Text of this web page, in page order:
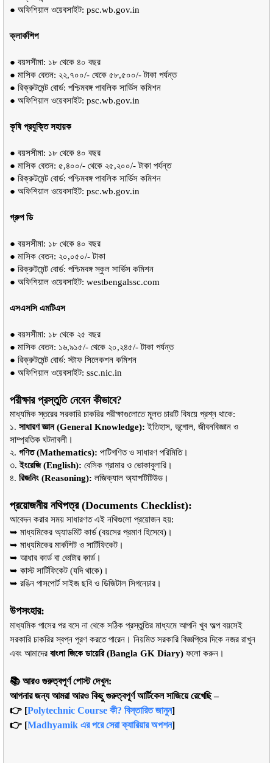
● অফিশিয়াল ওয়েবসাইট: psc.wb.gov.in
ক্লার্কশিপ
● বয়সসীমা: ১৮ থেকে ৪০ বছর
● মাসিক বেতন: ২২,৭০০/- থেকে ৫৮,৫০০/- টাকা পর্যন্ত
● রিক্রুটমেন্ট বোর্ড: পশ্চিমবঙ্গ পাবলিক সার্ভিস কমিশন
● অফিশিয়াল ওয়েবসাইট: psc.wb.gov.in
কৃষি প্রযুক্তি সহায়ক
● বয়সসীমা: ১৮ থেকে ৪০ বছর
● মাসিক বেতন: ৫,৪০০/- থেকে ২৫,২০০/- টাকা পর্যন্ত
● রিক্রুটমেন্ট বোর্ড: পশ্চিমবঙ্গ পাবলিক সার্ভিস কমিশন
● অফিশিয়াল ওয়েবসাইট: psc.wb.gov.in
গ্রুপ ডি
● বয়সসীমা: ১৮ থেকে ৪০ বছর
● মাসিক বেতন: ২০,০৫০/- টাকা
● রিক্রুটমেন্ট বোর্ড: পশ্চিমবঙ্গ স্কুল সার্ভিস কমিশন
● অফিশিয়াল ওয়েবসাইট: westbengalssc.com
এসএসসি এমটিএস
● বয়সসীমা: ১৮ থেকে ২৫ বছর
● মাসিক বেতন: ১৬,৯১৫/- থেকে ২০,২৪৫/- টাকা পর্যন্ত
● রিক্রুটমেন্ট বোর্ড: স্টাফ সিলেকশন কমিশন
● অফিশিয়াল ওয়েবসাইট: ssc.nic.in
পরীক্ষার প্রস্তুতি নেবেন কীভাবে?
মাধ্যমিক স্তরের সরকারি চাকরির পরীক্ষাগুলোতে মূলত চারটি বিষয়ে প্রশ্ন থাকে:
১. সাধারণ জ্ঞান (General Knowledge): ইতিহাস, ভূগোল, জীবনবিজ্ঞান ও
সাম্প্রতিক ঘটনাবলী।
২. গণিত (Mathematics): পাটিগণিত ও সাধারণ পরিমিতি।
৩. ইংরেজি (English): বেসিক গ্রামার ও ভোকাবুলারি।
৪. রিজনিং (Reasoning): লজিক্যাল অ্যাপটিটিউড।
প্রয়োজনীয় নথিপত্র (Documents Checklist):
আবেদন করার সময় সাধারণত এই নথিগুলো প্রয়োজন হয়:
➥ মাধ্যমিকের অ্যাডমিট কার্ড (বয়সের প্রমাণ হিসেবে)।
➥ মাধ্যমিকের মার্কশিট ও সার্টিফিকেট।
➥ আধার কার্ড বা ভোটার কার্ড।
➥ কাস্ট সার্টিফিকেট (যদি থাকে)।
➥ রঙিন পাসপোর্ট সাইজ ছবি ও ডিজিটাল সিগনেচার।
উপসংহার:
মাধ্যমিক পাসের পর বসে না থেকে সঠিক প্রস্তুতির মাধ্যমে আপনি খুব অল্প বয়সেই
সরকারি চাকরির স্বপ্ন পূরণ করতে পারেন। নিয়মিত সরকারি বিজ্ঞপ্তির দিকে নজর রাখুন
এবং আমাদের বাংলা জিকে ডায়েরি (Bangla GK Diary) ফলো করুন।
📚 আরও গুরুত্বপূর্ণ পোস্ট দেখুন:
আপনার জন্য আমরা আরও কিছু গুরুত্বপূর্ণ আর্টিকেল সাজিয়ে রেখেছি –
👉 [Polytechnic Course কী? বিস্তারিত জানুন]
👉 [Madhyamik এর পরে সেরা ক্যারিয়ার অপশন]